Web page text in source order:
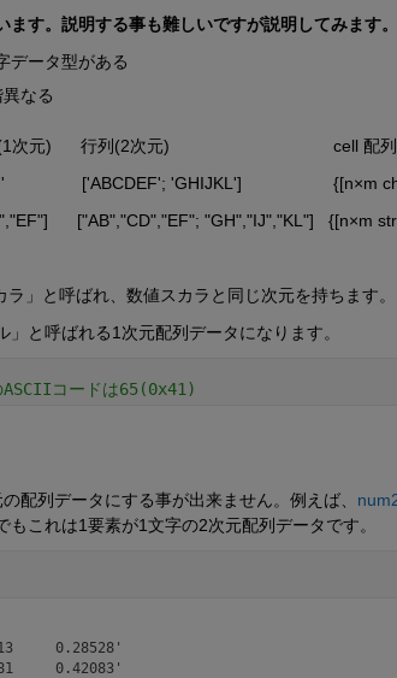
す。説明する事も難しいですが説明してみます。
データ型がある
なる
)      行列(2次元)                                  cell 配列
['ABCDEF'; 'GHIJKL']
["AB","CD","EF"; "GH","IJ","KL"]   {[n×m
」と呼ばれ、数値スカラと同じ次元を持ちます。
と呼ばれる1次元配列データになります。
コードは65(0x41)
配列データにする事が出来ません。例えば、
これは1要素が1文字の2次元配列データです。
0.28528'
0.42083'